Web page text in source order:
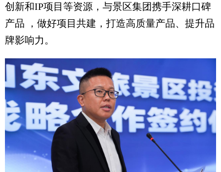
创新和IP项目等资源，与景区集团携手深耕口碑
产品 ，做好项目共建，打造高质量产品、提升品
牌影响力。